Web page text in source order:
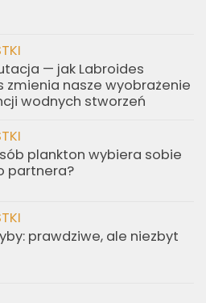
— jak Labroides
zmienia nasze wyobrażenie
wodnych stworzeń
plankton wybiera sobie
partnera?
prawdziwe, ale niezbyt